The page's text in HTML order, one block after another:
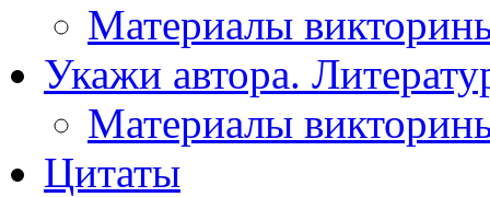
Материалы
Укажи автора.
Материалы
Цитаты